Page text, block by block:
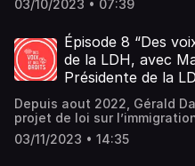
violences, et s’interroge sur
l’invite à cette occasion
politique, droit… Dans cette
explore les stratégies de
policières, et appelle à les
collectif et l’arme du droit
dans la protection des
citoyens.
03/10/2023 • 07:39
Épisode 8 “Des
de la LDH, avec
Présidente de la
Depuis aout 2022, Gérald
projet de loi sur l’immigration et
au Sénat à partir du 6
des droits accueille Marie-
03/11/2023 • 14:35